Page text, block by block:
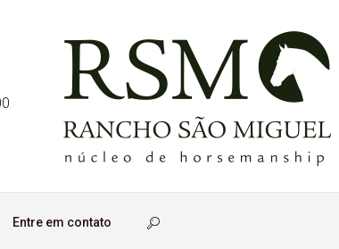
Entre em contato